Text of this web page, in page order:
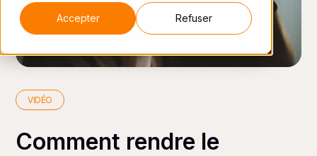
Accepter Refuser
VIDÉO
Comment rendre le